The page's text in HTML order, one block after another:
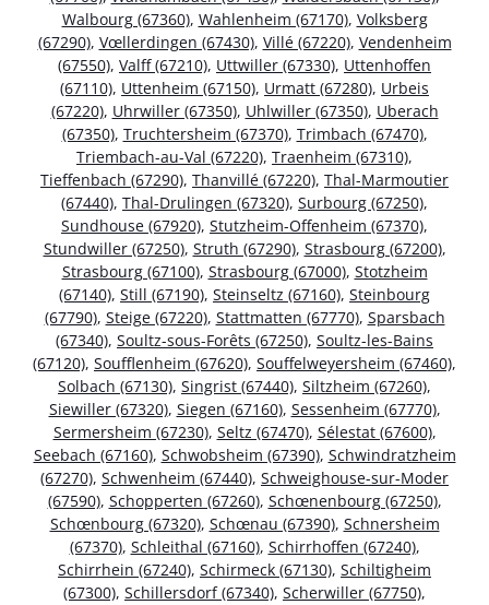
Walbourg (67360), Wahlenheim (67170), Volksberg
(67290), Vœllerdingen (67430), Villé (67220), Vendenheim
(67550), Valff (67210), Uttwiller (67330), Uttenhoffen
(67110), Uttenheim (67150), Urmatt (67280), Urbeis
(67220), Uhrwiller (67350), Uhlwiller (67350), Uberach
(67350), Truchtersheim (67370), Trimbach (67470),
Triembach-au-Val (67220), Traenheim (67310),
Tieffenbach (67290), Thanvillé (67220), Thal-Marmoutier
(67440), Thal-Drulingen (67320), Surbourg (67250),
Sundhouse (67920), Stutzheim-Offenheim (67370),
Stundwiller (67250), Struth (67290), Strasbourg (67200),
Strasbourg (67100), Strasbourg (67000), Stotzheim
(67140), Still (67190), Steinseltz (67160), Steinbourg
(67790), Steige (67220), Stattmatten (67770), Sparsbach
(67340), Soultz-sous-Forêts (67250), Soultz-les-Bains
(67120), Soufflenheim (67620), Souffelweyersheim (67460),
Solbach (67130), Singrist (67440), Siltzheim (67260),
Siewiller (67320), Siegen (67160), Sessenheim (67770),
Sermersheim (67230), Seltz (67470), Sélestat (67600),
Seebach (67160), Schwobsheim (67390), Schwindratzheim
(67270), Schwenheim (67440), Schweighouse-sur-Moder
(67590), Schopperten (67260), Schœnenbourg (67250),
Schœnbourg (67320), Schœnau (67390), Schnersheim
(67370), Schleithal (67160), Schirrhoffen (67240),
Schirrhein (67240), Schirmeck (67130), Schiltigheim
(67300), Schillersdorf (67340), Scherwiller (67750),